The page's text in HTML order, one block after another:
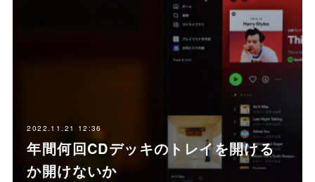
2022.11.21 12:36
年間何回CDデッキのトレイを開ける
か開けないか